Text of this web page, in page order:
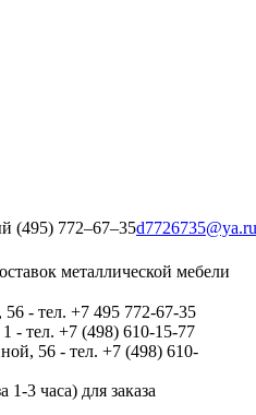
(495) 772‒67‒35d7726735@ya.ru
металлической мебели
- тел. +7 495 772-67-35
- тел. +7 (498) 610-15-77
56 - тел. +7 (498) 610-
1-3 часа) для заказа